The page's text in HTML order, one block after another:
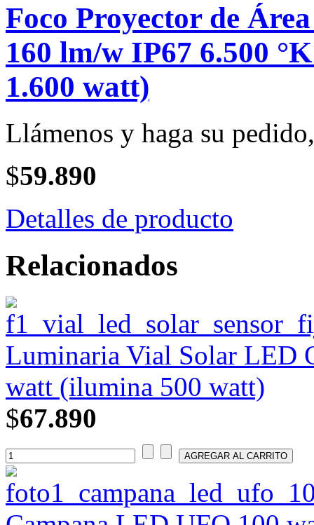
Foco Proyector de
160 lm/w IP67 6.500
1.600 watt)
Llámenos y haga su
$59.890
Detalles de producto
Relacionados
Luminaria Vial Solar LED
watt (ilumina 500 watt)
$67.890